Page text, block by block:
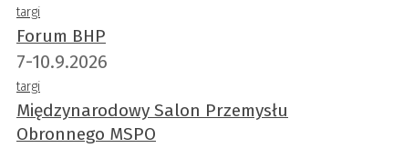
targi
Forum BHP
7-10.9.2026
targi
Międzynarodowy Salon Przemysłu
Obronnego MSPO